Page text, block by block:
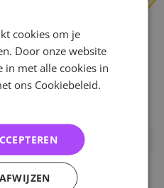
27658
1000000276589
cookies om je
Door onze website
in met alle cookies in
ons Cookiebeleid.